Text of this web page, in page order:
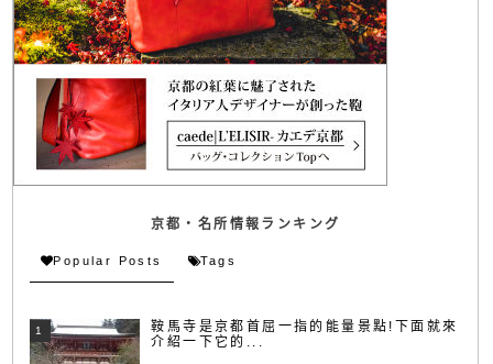
京都・名所情報ランキング
Popular Posts Tags
鞍馬寺是京都首屈一指的能量景點!下面就來
介紹一下它的...